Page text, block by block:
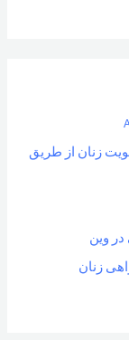
زنان از طریق
وین
زنان